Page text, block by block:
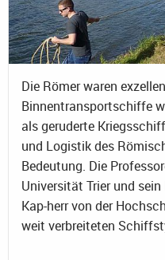
Die Römer waren
Binnentransportschiffe
als geruderte
und Logistik des
Bedeutung. Die
Universität Trier und
Kap-herr von der
weit verbreiteten